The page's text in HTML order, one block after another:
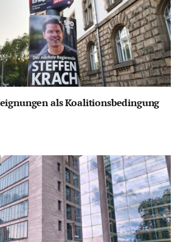
als Koalitionsbedingung